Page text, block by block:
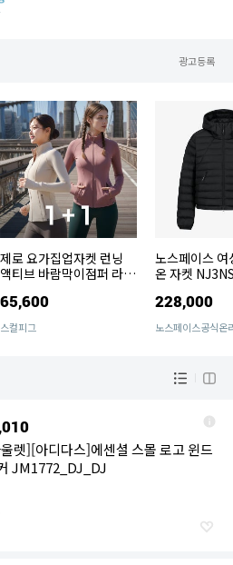
광고등록
제로 요가집업자켓 런닝
액티브 바람막이점퍼 라인
65,600
스컬피그
노스페이스 여
온 자켓
228,000
노스페이스공식온
렛][아디다스]에센셜 스몰 로고 윈드
JM1772_DJ_DJ